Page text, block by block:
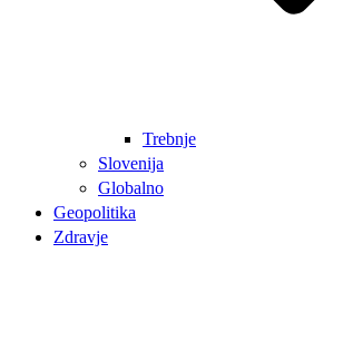
Trebnje
Slovenija
Globalno
Geopolitika
Zdravje